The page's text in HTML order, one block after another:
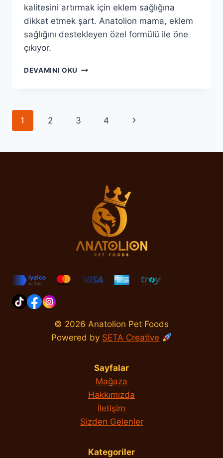
kalitesini artırmak için eklem sağlığına
dikkat etmek şart. Anatolion mama, eklem
sağlığını destekleyen özel formülü ile öne
çıkıyor.
DEVAMINI OKU ANATOLION
KORUYUN
Page
1 2 3 4
Next
© 2026 Anatolion Pet Foods
Powered by SETA Creative
Sayfalar
Mağaza
Hakkımızda
İletişim
Sizden Gelenler
Kategoriler